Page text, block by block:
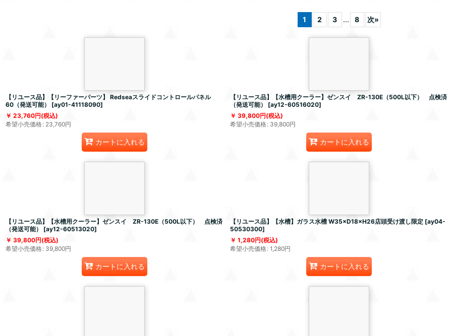
1 2 3 ... 8 次»
【リユース品】【リーファーパーツ】 Redseaスライドコントロールパネル
60（発送可能）
[ay01-41118090]
23,760円(税込)
希望小売価格: 23,760円
カートに入れる
【リユース品】【水槽用クーラー】ゼンスイ ZR-130E（500L以下） 点検済
（発送可能）
[ay12-60516020]
39,800円(税込)
希望小売価格: 39,800円
カートに入れる
【リユース品】【水槽用クーラー】ゼンスイ ZR-130E（500L以下） 点検済
（発送可能）
[ay12-60513020]
39,800円(税込)
希望小売価格: 39,800円
カートに入れる
【リユース品】【水槽】ガラス水槽 W35×D18×H26店頭受け渡し限定 [ay04-
50530300]
1,280円(税込)
希望小売価格: 1,280円
カートに入れる